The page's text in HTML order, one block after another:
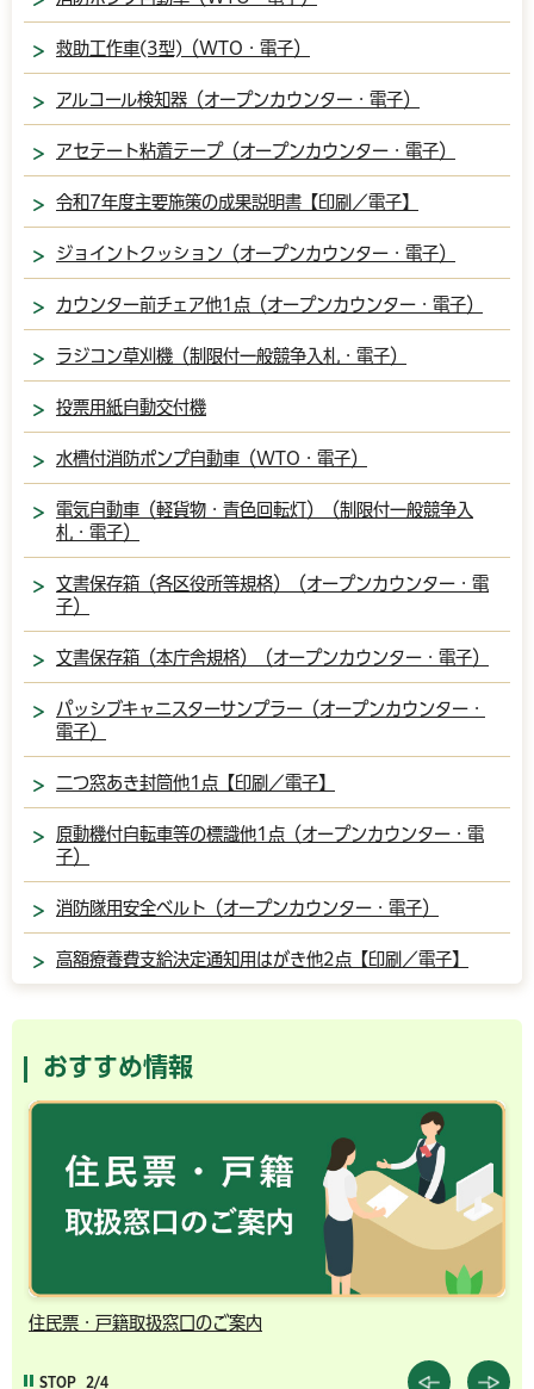
救助工作車(3型)（WTO・電子）
アルコール検知器（オープンカウンター・電子）
アセテート粘着テープ（オープンカウンター・電子）
令和7年度主要施策の成果説明書【印刷／電子】
ジョイントクッション（オープンカウンター・電子）
カウンター前チェア他1点（オープンカウンター・電子）
ラジコン草刈機（制限付一般競争入札・電子）
投票用紙自動交付機
水槽付消防ポンプ自動車（WTO・電子）
電気自動車（軽貨物・青色回転灯）（制限付一般競争入
札・電子）
文書保存箱（各区役所等規格）（オープンカウンター・電
子）
文書保存箱（本庁舎規格）（オープンカウンター・電子）
パッシブキャニスターサンプラー（オープンカウンター・
電子）
二つ窓あき封筒他1点【印刷／電子】
原動機付自転車等の標識他1点（オープンカウンター・電
子）
消防隊用安全ベルト（オープンカウンター・電子）
高額療養費支給決定通知用はがき他2点【印刷／電子】
おすすめ情報
住民票・戸籍取扱窓口のご案内
STOP 2/4